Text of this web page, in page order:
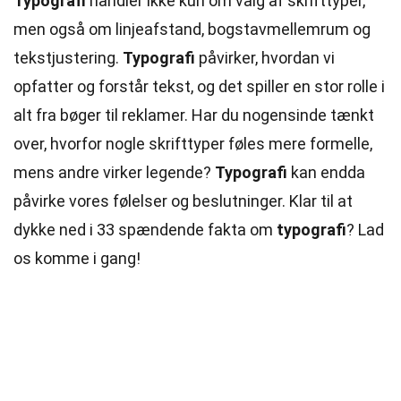
men også om linjeafstand, bogstavmellemrum og
tekstjustering. Typografi påvirker, hvordan vi
opfatter og forstår tekst, og det spiller en stor rolle i
alt fra bøger til reklamer. Har du nogensinde tænkt
over, hvorfor nogle skrifttyper føles mere formelle,
mens andre virker legende? Typografi kan endda
påvirke vores følelser og beslutninger. Klar til at
dykke ned i 33 spændende fakta om typografi? Lad
os komme i gang!